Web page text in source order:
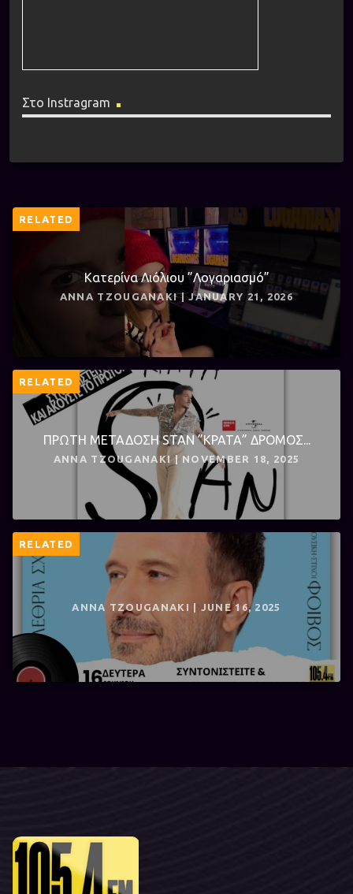
Στο Instragram
RELATED
Κατερίνα Λιόλιου ”Λογαριασμό”
ANNA TZOUGANAKI | JANUARY 21, 2026
RELATED
ΠΡΩΤΗ ΜΕΤΑΔΟΣΗ STAN ”ΚΡΑΤΑ” ΔΡΟΜΟΣ...
ANNA TZOUGANAKI | NOVEMBER 18, 2025
RELATED
ANNA TZOUGANAKI | JUNE 16, 2025